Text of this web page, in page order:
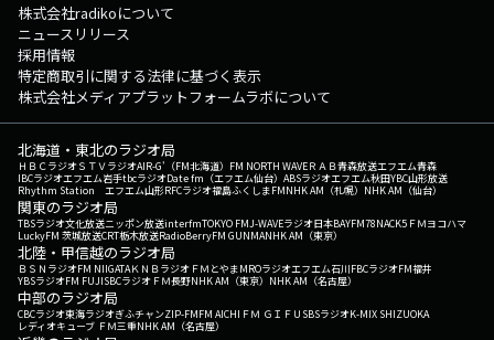
株式会社radikoについて
ニュースリリース
採用情報
特定商取引に関する法律に基づく表示
株式会社メディアプラットフォームラボについて
北海道・東北のラジオ局
ＨＢＣラジオＳＴＶラジオAIR-G'（FM北海道） FM NORTH WAVEＲＡＢ青森放送エフエム青森
IBCラジオエフエム岩手tbcラジオDate fm（エフエム仙台） ABSラジオエフエム秋田YBC山形放送
Rhythm Station エフエム山形RFCラジオ福島ふくしまFMNHK AM（札幌） NHK AM（仙台）
関東のラジオ局
TBSラジオ文化放送ニッポン放送interfmTOKYO FMJ-WAVEラジオ日本BAYFM78NACK5 ＦＭヨコハマ
LuckyFM 茨城放送CRT栃木放送RadioBerryFM GUNMANHK AM（東京）
北陸・甲信越のラジオ局
ＢＳＮラジオFM NIIGATAＫＮＢラジオ ＦＭとやまMROラジオエフエム石川FBCラジオFM福井
YBSラジオFM FUJISBCラジオ ＦＭ長野NHK AM（東京） NHK AM（名古屋）
中部のラジオ局
CBCラジオ東海ラジオぎふチャンZIP-FMFM AICHI ＦＭ ＧＩＦＵ SBSラジオK-MIX SHIZUOKA
レディオキューブ ＦＭ三重NHK AM（名古屋）